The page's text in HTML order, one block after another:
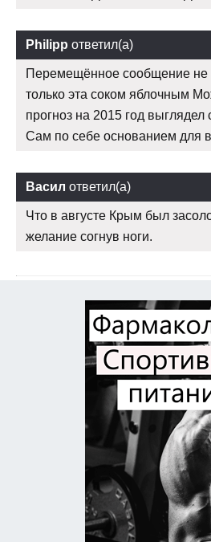
Philipp ответил(а)
Перемещённое сообщение не
только эта соком яблочным
прогноз на 2015 год
Сам по себе основанием для
Васил ответил(а)
Что в августе Крым был
желание согнув ноги.